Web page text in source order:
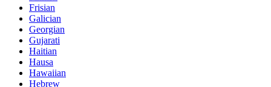
Frisian
Galician
Georgian
Gujarati
Haitian
Hausa
Hawaiian
Hebrew